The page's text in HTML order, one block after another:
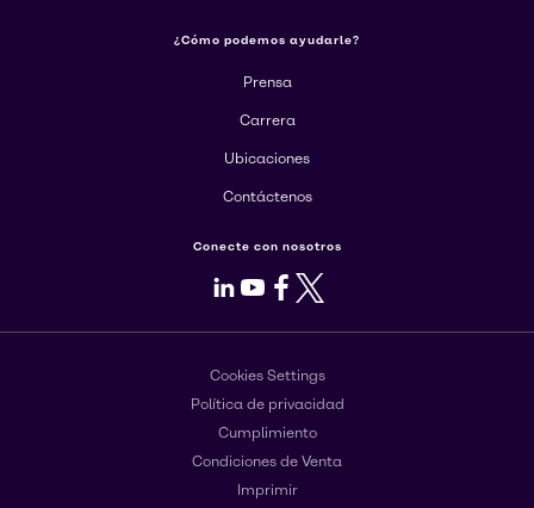
¿Cómo podemos ayudarle?
Prensa
Carrera
Ubicaciones
Contáctenos
Conecte con nosotros
LinkedIn
Youtube
Facebook
X
Cookies Settings
Política de privacidad
Cumplimiento
Condiciones de Venta
Imprimir